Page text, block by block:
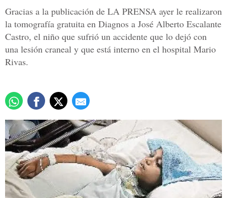
Gracias a la publicación de LA PRENSA ayer le realizaron
la tomografía gratuita en Diagnos a José Alberto Escalante
Castro, el niño que sufrió un accidente que lo dejó con
una lesión craneal y que está interno en el hospital Mario
Rivas.